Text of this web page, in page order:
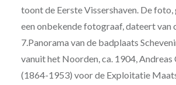
toont de Eerste Vissershaven. De
een onbekende fotograaf, dateert van
7.Panorama van de badplaats
vanuit het Noorden, ca. 1904, Andreas
(1864-1953) voor de Exploitatie